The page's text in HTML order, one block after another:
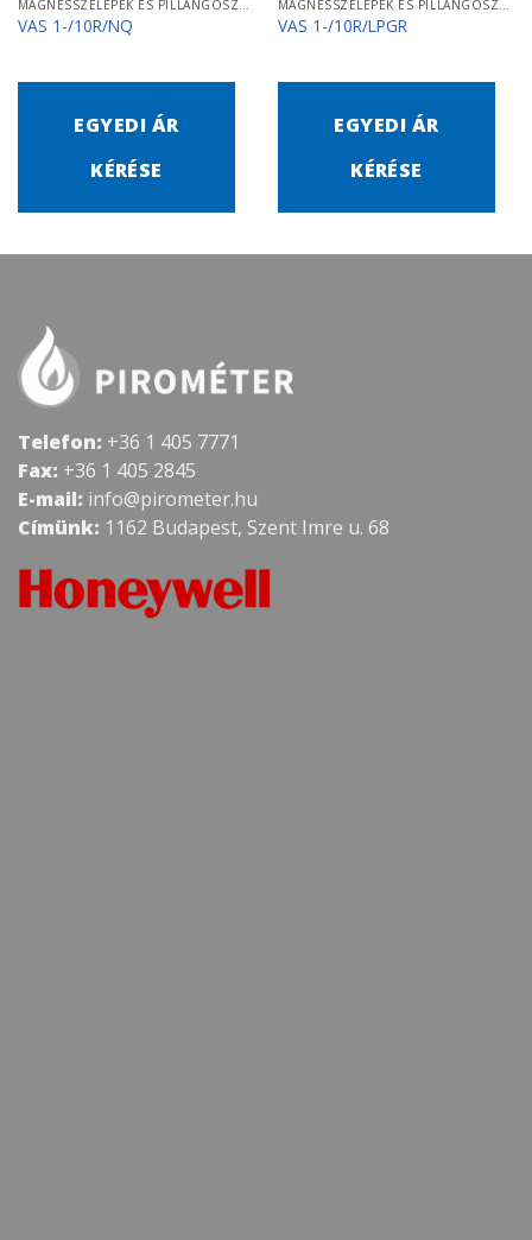
MÁGNESSZELEPEK ÉS PILLANGÓSZELEPEK
VAS 1-/10R/NQ
EGYEDI ÁR
KÉRÉSE
MÁGNESSZELEPEK ÉS PILLANGÓSZELEPEK
VAS 1-/10R/LPGR
EGYEDI ÁR
KÉRÉSE
Telefon: +36 1 405 7771
Fax: +36 1 405 2845
E-mail: info@pirometer.hu
Címünk: 1162 Budapest, Szent Imre u. 68